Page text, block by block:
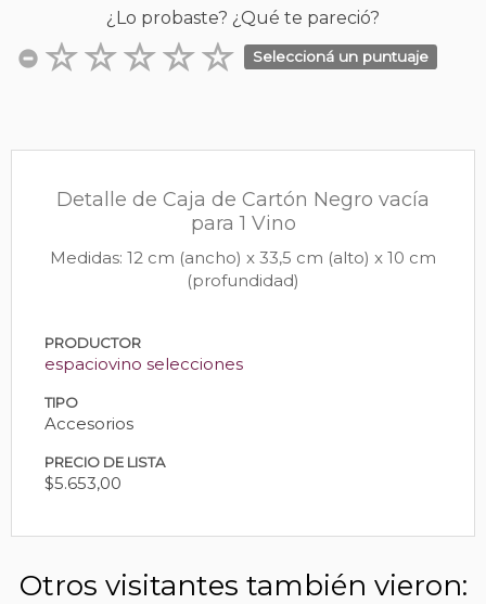
¿Lo probaste? ¿Qué te pareció?
Seleccioná un puntuaje
Detalle de Caja de Cartón Negro vacía
para 1 Vino
Medidas: 12 cm (ancho) x 33,5 cm (alto) x 10 cm
(profundidad)
PRODUCTOR
espaciovino selecciones
TIPO
Accesorios
PRECIO DE LISTA
$5.653,00
Otros visitantes también vieron: